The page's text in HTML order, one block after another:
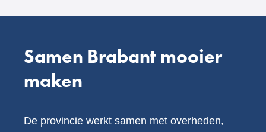
Samen Brabant mooier
maken
De provincie werkt samen met overheden,